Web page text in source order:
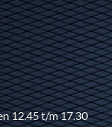
12.45 t/m 17.30